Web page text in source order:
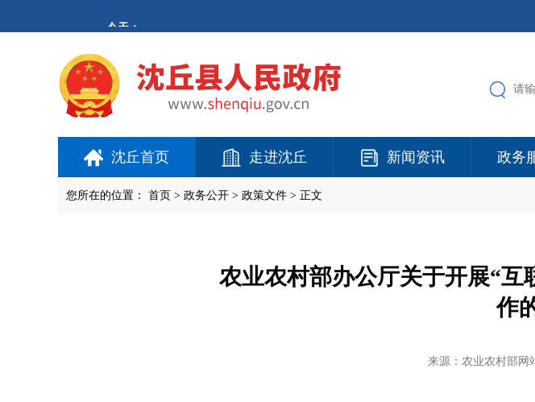
进
沈丘首页 走进沈丘 新闻资讯 政务
您所在的位置： 首页 > 政务公开 > 政策文件 > 正文
农业农村部办公厅关于开展“
作
来源：农业农村部网